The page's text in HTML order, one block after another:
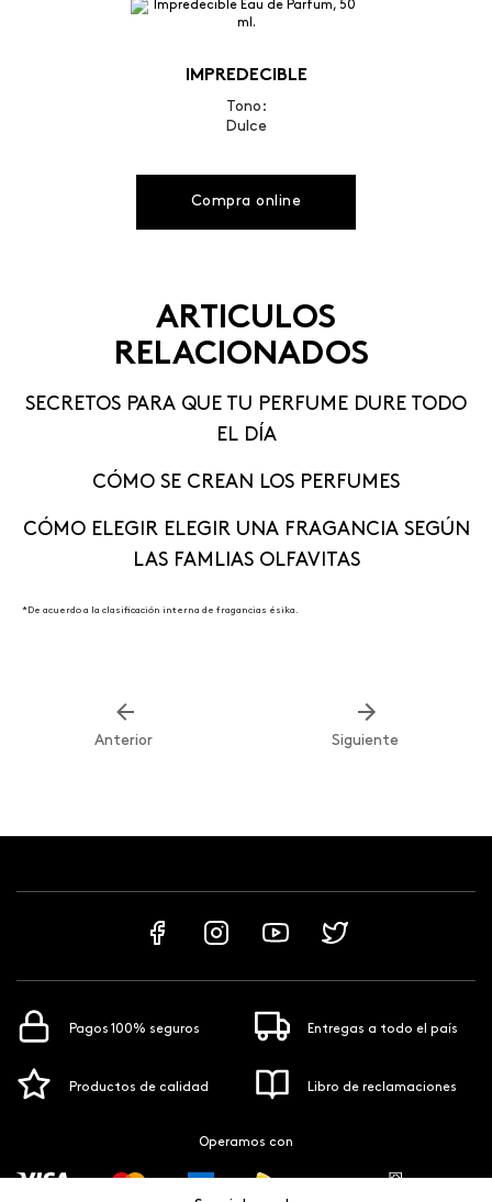
IMPREDECIBLE
Tono:
Dulce
Compra online
ARTICULOS
RELACIONADOS
SECRETOS PARA QUE TU PERFUME DURE TODO
EL DÍA
CÓMO SE CREAN LOS PERFUMES
CÓMO ELEGIR ELEGIR UNA FRAGANCIA SEGÚN
LAS FAMLIAS OLFAVITAS
*De acuerdo a la clasificación interna de fragancias ésika.
Anterior Siguiente
Pagos 100% seguros Entregas a todo el país
Productos de calidad Libro de reclamaciones
Operamos con